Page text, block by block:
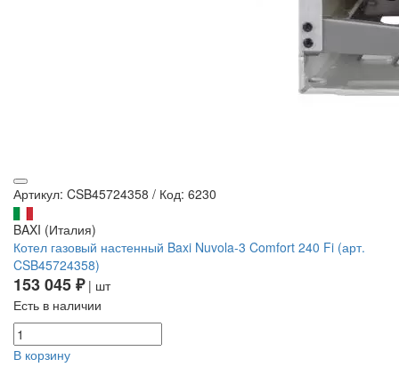
Артикул: CSB45724358 / Код: 6230
BAXI (Италия)
Котел газовый настенный Baxi Nuvola-3 Comfort 240 Fi (арт.
CSB45724358)
153 045 ₽| шт
Есть в наличии
В корзину